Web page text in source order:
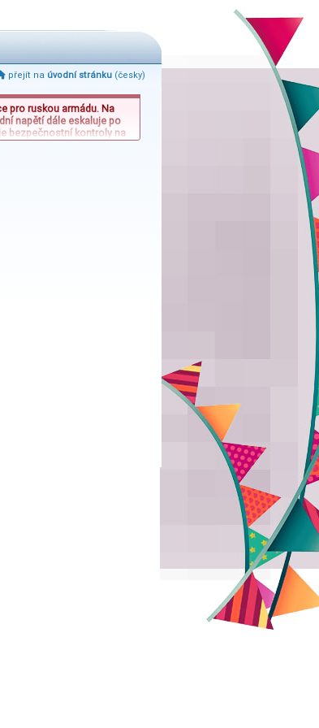
přejít na úvodní stránku (česky)
pro ruskou armádu. Na
napětí dále eskaluje po
bezpečnostní kontroly na